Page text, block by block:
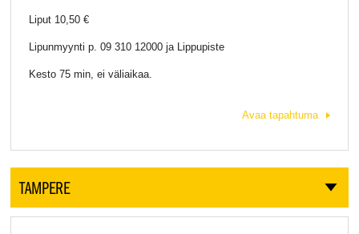
Liput 10,50 €
Lipunmyynti p. 09 310 12000 ja Lippupiste
Kesto 75 min, ei väliaikaa.
Avaa tapahtuma
TAMPERE